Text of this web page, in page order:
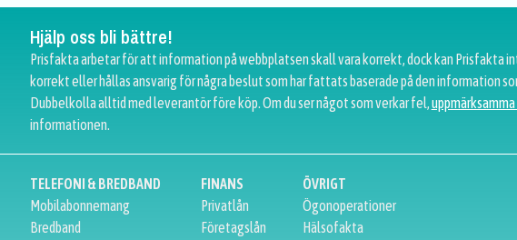
Hjälp oss bli bättre!
Prisfakta arbetar för att information på webbplatsen skall vara korrekt, dock kan Prisfakta
korrekt eller hållas ansvarig för några beslut som har fattats baserade på den information
Dubbelkolla alltid med leverantör före köp. Om du ser något som verkar fel,
informationen.
TELEFONI & BREDBAND
Mobilabonnemang
Bredband
FINANS
Privatlån
Företagslån
ÖVRIGT
Ögonoperationer
Hälsofakta